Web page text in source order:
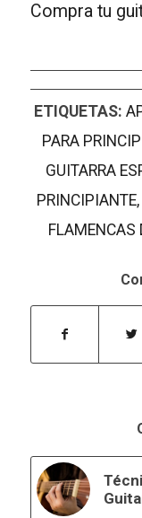
Compra tu
ETIQUETAS:
PARA
GUITARRA
PRINCIPIANTE,
FLAMENCAS